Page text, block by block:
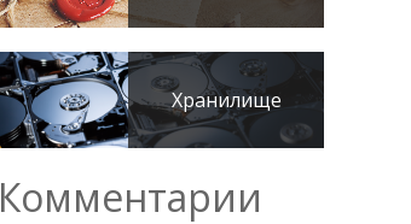
Хранилище
Комментарии